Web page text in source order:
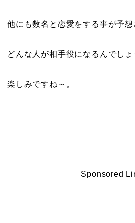
他にも数名と恋愛をする事が予想
どんな人が相手役になるんでしょ
楽しみですね～。
Sponsored